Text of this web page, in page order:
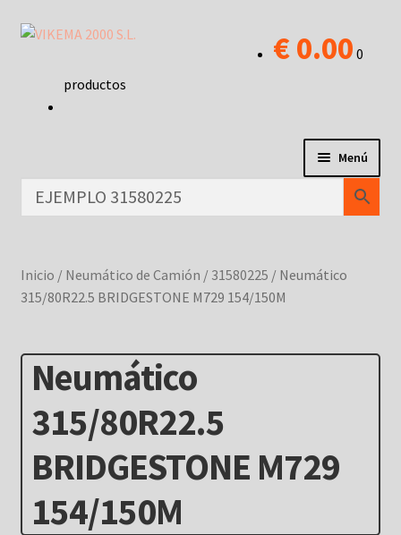
€0.00 0
productos
Menú
NEUMÁTICO RECAUCHUTADO
Inicio / Neumático de Camión / 31580225 / Neumático
315/80R22.5 BRIDGESTONE M729 154/150M
Neumático
315/80R22.5
BRIDGESTONE M729
154/150M